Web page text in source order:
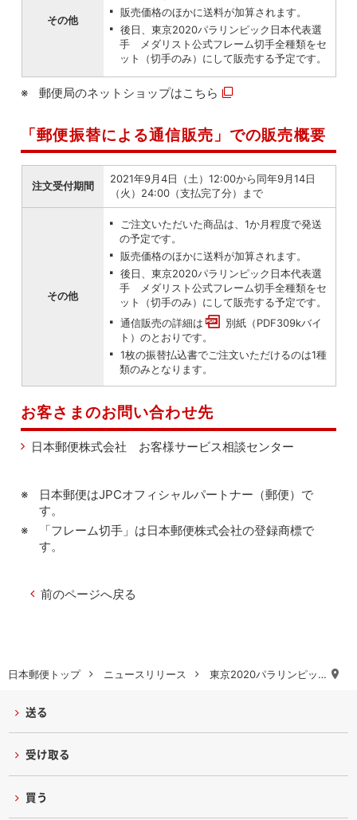
日本郵便トップ ニュースリリース 東京2020パラリンピッ…
その他
販売価格のほかに送料が加算されます。
後日、東京2020パラリンピック日本代表選
手 メダリスト公式フレーム切手全種類をセ
ット（切手のみ）にして販売する予定です。
郵便局のネットショップはこちら
「郵便振替による通信販売」での販売概要
注文受付期間
2021年9月4日（土）12:00から同年9月14日
（火）24:00（支払完了分）まで
その他
ご注文いただいた商品は、1か月程度で発送
の予定です。
販売価格のほかに送料が加算されます。
後日、東京2020パラリンピック日本代表選
手 メダリスト公式フレーム切手全種類をセ
ット（切手のみ）にして販売する予定です。
通信販売の詳細は
別紙（PDF309kバイ
ト）のとおりです。
1枚の振替払込書でご注文いただけるのは1種
類のみとなります。
お客さまのお問い合わせ先
日本郵便株式会社 お客様サービス相談センター
日本郵便はJPCオフィシャルパートナー（郵便）で
す。
「フレーム切手」は日本郵便株式会社の登録商標で
す。
前のページへ戻る
送る
受け取る
買う